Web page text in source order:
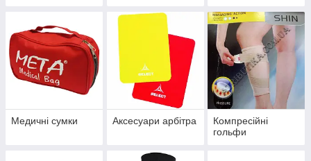
Медичні сумки Аксесуари арбітра
Компресійні
гольфи